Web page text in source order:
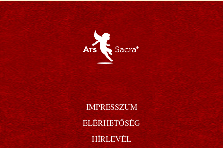
IMPRESSZUM
ELÉRHETŐSÉG
HÍRLEVÉL